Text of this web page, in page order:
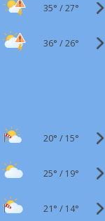
35° /27°
36° /26°
20° / 15°
25° / 19°
21° / 14°